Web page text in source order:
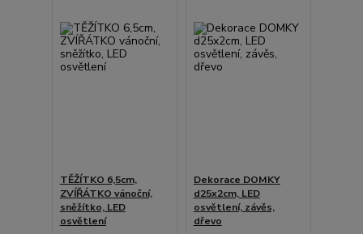
TĚŽÍTKO 6,5cm,
ZVÍŘÁTKO vánoční,
sněžítko, LED
osvětlení
Dekorace DOMKY
d25x2cm, LED
osvětlení, závěs,
dřevo